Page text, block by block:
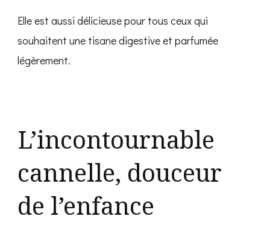
Elle est aussi délicieuse pour tous ceux qui
souhaitent une tisane digestive et parfumée
légèrement.
L’incontournable
cannelle, douceur
de l’enfance